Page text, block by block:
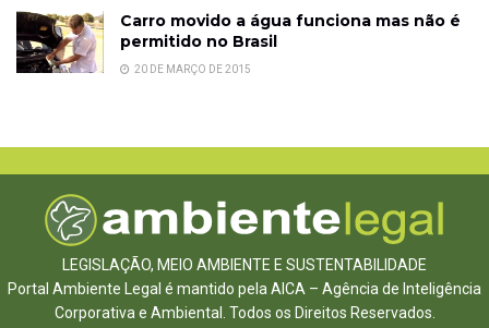
Carro movido a água funciona mas não é
permitido no Brasil
20 DE MARÇO DE 2015
LEGISLAÇÃO, MEIO AMBIENTE E SUSTENTABILIDADE
Portal Ambiente Legal é mantido pela AICA – Agência de Inteligência
Corporativa e Ambiental. Todos os Direitos Reservados.